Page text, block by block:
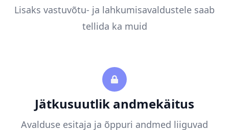
Lisaks vastuvõtu- ja lahkumisavaldustele saab
tellida ka muid
Jätkusuutlik andmekäitus
Avalduse esitaja ja õppuri andmed liiguvad